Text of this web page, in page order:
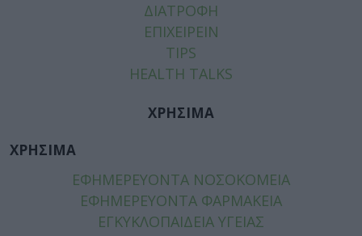
ΔΙΑΤΡΟΦΗ
ΕΠΙΧΕΙΡΕΙΝ
TIPS
HEALTH TALKS
ΧΡΗΣΙΜΑ
ΧΡΗΣΙΜΑ
ΕΦΗΜΕΡΕΥΟΝΤΑ ΝΟΣΟΚΟΜΕΙΑ
ΕΦΗΜΕΡΕΥΟΝΤΑ ΦΑΡΜΑΚΕΙΑ
ΕΓΚΥΚΛΟΠΑΙΔΕΙΑ ΥΓΕΙΑΣ